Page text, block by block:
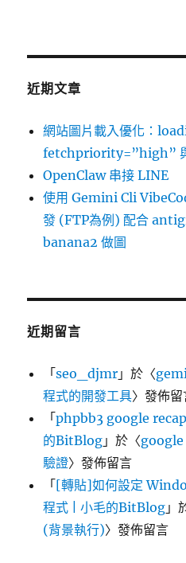
近期文章
網站圖片載入優化：
fetchpriority=”high”
OpenClaw 串接 LINE
使用 Gemini Cli
發 (FTP為例) 配合
banana2 做圖
近期留言
「seo_djmr 」於〈
程式的開發工具〉發佈留
「phpbb3 google
的BitBlog 」於〈google
驗證〉發佈留言
「[轉貼]如何設定
程式 | 小毛的BitBlog 」
(背景執行)〉發佈留言